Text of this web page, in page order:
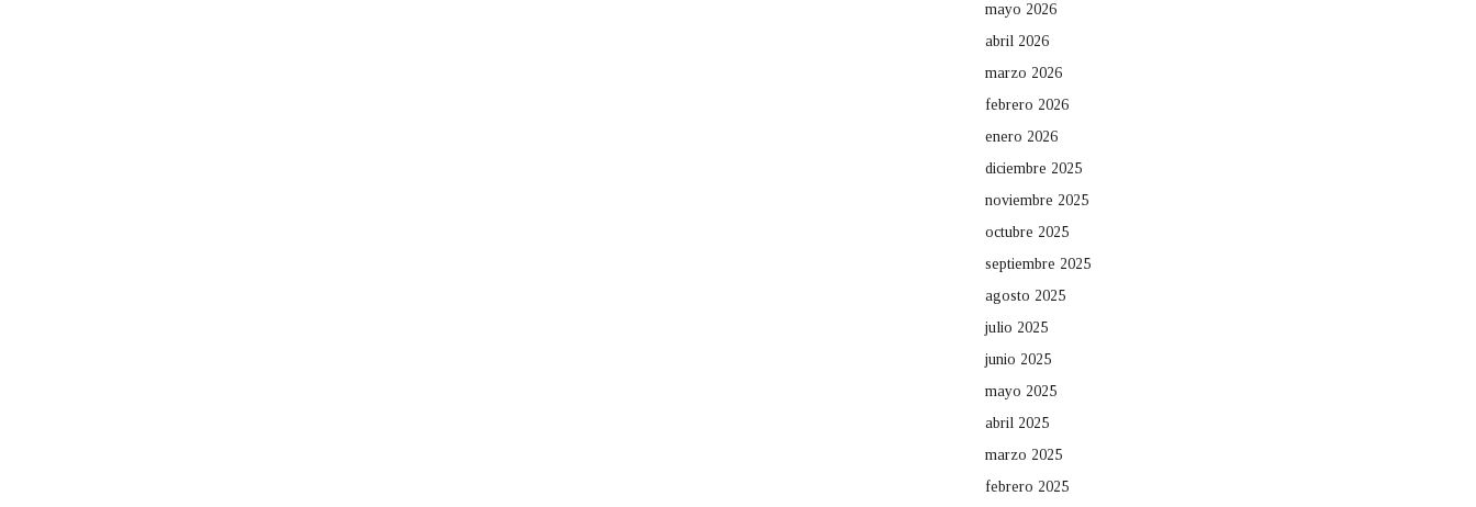
mayo 2026
abril 2026
marzo 2026
febrero 2026
enero 2026
diciembre 2025
noviembre 2025
octubre 2025
septiembre 2025
agosto 2025
julio 2025
junio 2025
mayo 2025
abril 2025
marzo 2025
febrero 2025